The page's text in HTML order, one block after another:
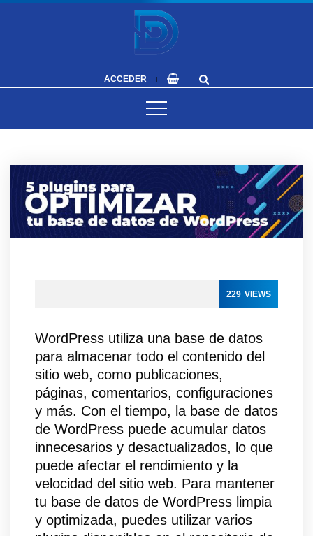
ACCEDER
229 VIEWS
WordPress utiliza una base de datos
para almacenar todo el contenido del
sitio web, como publicaciones,
páginas, comentarios, configuraciones
y más. Con el tiempo, la base de datos
de WordPress puede acumular datos
innecesarios y desactualizados, lo que
puede afectar el rendimiento y la
velocidad del sitio web. Para mantener
tu base de datos de WordPress limpia
y optimizada, puedes utilizar varios